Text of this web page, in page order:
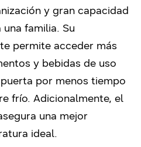
y gran capacidad
familia. Su
permite acceder más
y bebidas de uso
por menos tiempo
frío. Adicionalmente, el
una mejor
ideal.